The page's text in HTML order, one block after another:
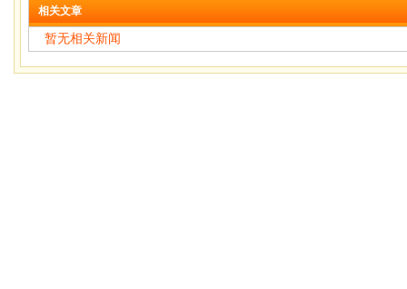
相关文章
暂无相关新闻